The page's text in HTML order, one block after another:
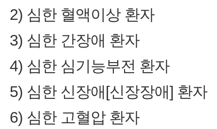
2) 심한 혈액이상 환자
3) 심한 간장애 환자
4) 심한 심기능부전 환자
5) 심한 신장애[신장장애] 환자
6) 심한 고혈압 환자